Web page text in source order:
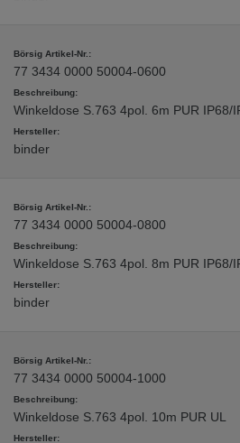
77 3434 0000 50004-0600
Winkeldose S.763 4pol. 6m PUR IP68/
binder
77 3434 0000 50004-0800
Winkeldose S.763 4pol. 8m PUR IP68/
binder
77 3434 0000 50004-1000
Winkeldose S.763 4pol. 10m PUR UL